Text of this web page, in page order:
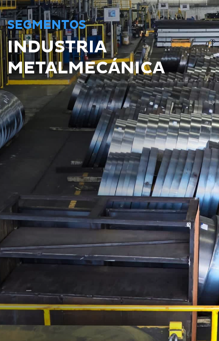
SEGMENTOS
INDUSTRIA
METALMECÁNICA